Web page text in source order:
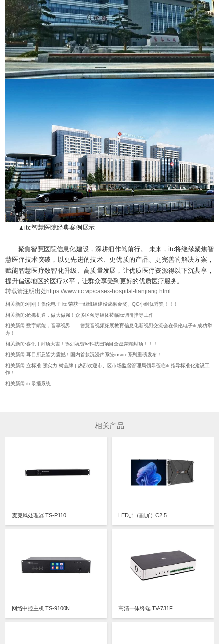
▲itc智慧医院经典案例展示
聚焦智慧医院信息化建设，深耕细作笃前行。 未来，itc将继续聚焦智
慧医疗技术突破，以更先进的技术、更优质的产品、更完善的解决方案，
赋能智慧医疗数智化升级、高质量发展，让优质医疗资源得以下沉共享，
提升偏远地区的医疗水平，让群众享受到更好的优质医疗服务。
转载请注明出处https://www.itc.vip/cases-hospital-lianjiang.html
相关新闻:刚刚！保伦电子 itc 荣获一线班组建设成果金奖、QC小组优秀奖！！！
相关新闻:抢抓机遇，做大做强！众多区领导组团莅临itc调研指导工作
相关新闻:数字赋能，音享视界——智慧音视频拓展教育信息化新视野交流会在保伦电子itc成功举
办！
相关新闻:喜讯 | 封顶大吉！热烈祝贺itc科技园项目全盘荣耀封顶！！！
相关新闻:耳目所及皆为震撼！国内首款沉浸声系统inside系列重磅发布！
相关新闻:立标准 强实力 树品牌 | 热烈欢迎市、区市场监督管理局领导莅临itc指导标准化建设工
作！
相关新闻:itc录播系统
相关产品
麦克风处理器 TS-P110 LED屏（副屏）C2.5
网络中控主机 TS-9100N 高清一体终端 TV-731F